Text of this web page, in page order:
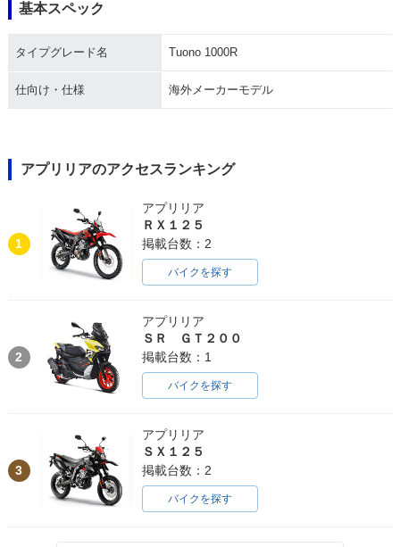
基本スペック
タイプグレード名 Tuono 1000R
仕向け・仕様 海外メーカーモデル
アプリリアのアクセスランキング
1
アプリリア
ＲＸ１２５
掲載台数：2
バイクを探す
2
アプリリア
ＳＲ ＧＴ２００
掲載台数：1
バイクを探す
3
アプリリア
ＳＸ１２５
掲載台数：2
バイクを探す